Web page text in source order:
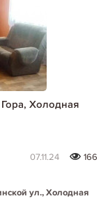
Холодная
07.11.24
166
ул., Холодная